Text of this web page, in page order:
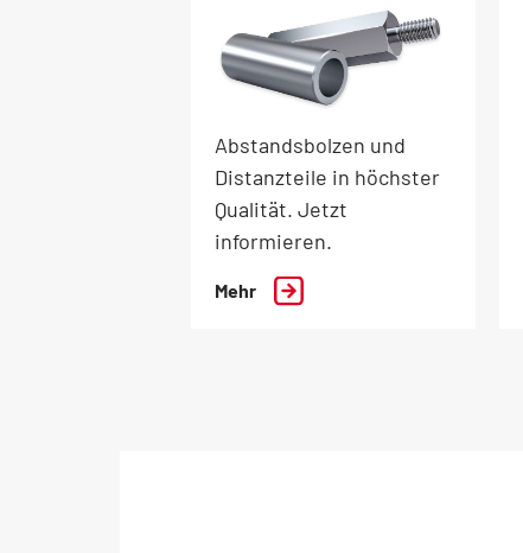
Abstandsbolzen und
Distanzteile in höchster
Qualität. Jetzt
informieren.
Mehr